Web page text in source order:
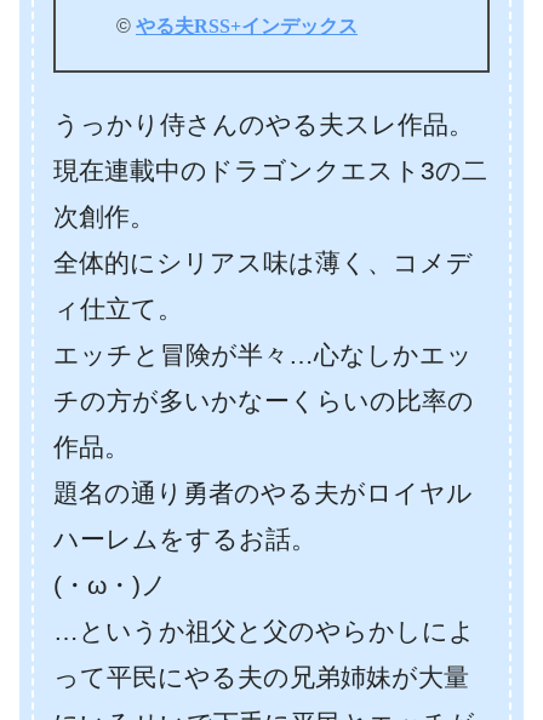
© やる夫RSS+インデックス
うっかり侍さんのやる夫スレ作品。
現在連載中のドラゴンクエスト3の二
次創作。
全体的にシリアス味は薄く、コメデ
ィ仕立て。
エッチと冒険が半々…心なしかエッ
チの方が多いかなーくらいの比率の
作品。
題名の通り勇者のやる夫がロイヤル
ハーレムをするお話。
(・ω・)ノ
…というか祖父と父のやらかしによ
って平民にやる夫の兄弟姉妹が大量